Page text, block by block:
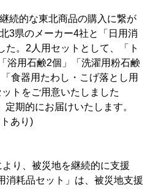
続的な東北商品の購入に繋が
3県のメーカー4社と「日用消
た。2人用セットとして、「ト
浴用石鹸2個」「洗濯用粉石鹸
食器用たわし・こげ落とし用
トをご用意いたしました
期的にお届けいたします。
あり)
り、被災地を継続的に支援
耗品セット」は、被災地支援